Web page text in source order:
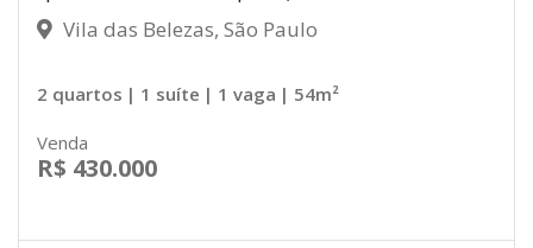
Vila das Belezas, São Paulo
2 quartos | 1 suíte | 1 vaga | 54m²
Venda
R$ 430.000